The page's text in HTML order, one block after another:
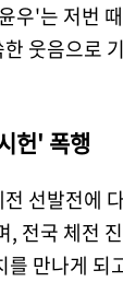
우'는 저번
웃음으로
헌' 폭행
선발전에
전국 체전
를 만나게 되